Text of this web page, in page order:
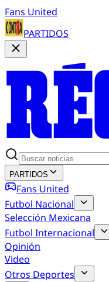
Fans United
PARTIDOS
PARTIDOS
Fans United
Futbol Nacional
Selección Mexicana
Futbol Internacional
Opinión
Video
Otros Deportes